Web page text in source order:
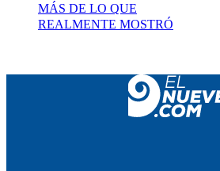
MÁS DE LO QUE
REALMENTE MOSTRÓ